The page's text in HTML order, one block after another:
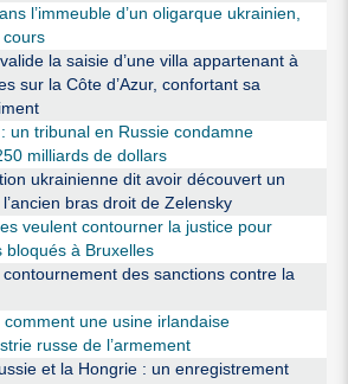
l’immeuble d’un oligarque ukrainien,
cours
la saisie d’une villa appartenant à
sur la Côte d’Azur, confortant sa
un tribunal en Russie condamne
milliards de dollars
ukrainienne dit avoir découvert un
bras droit de Zelensky
veulent contourner la justice pour
bloqués à Bruxelles
des sanctions contre la
une usine irlandaise
russe de l’armement
et la Hongrie : un enregistrement